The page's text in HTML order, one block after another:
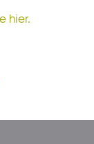
hier.